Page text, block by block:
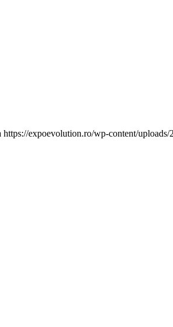
https://expoevolution.ro/wp-content/